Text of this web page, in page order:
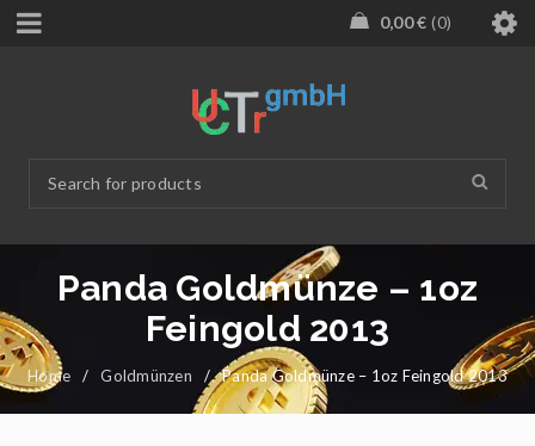
0,00€ 0
Panda Goldmünze – 1oz
Feingold 2013
Home / Goldmünzen / Panda Goldmünze – 1oz Feingold 2013